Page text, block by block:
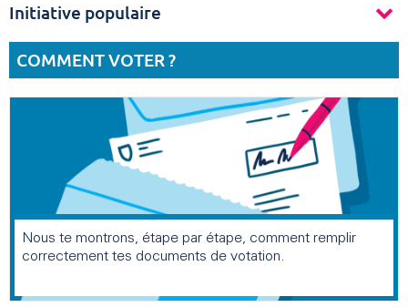
Initiative populaire
COMMENT VOTER ?
Nous te montrons, étape par étape, comment remplir
correctement tes documents de votation.